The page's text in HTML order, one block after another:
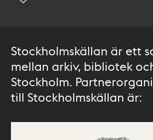
Stockholmskällan är ett
mellan arkiv, bibliotek
Stockholm.
till Stockholmskällan är: